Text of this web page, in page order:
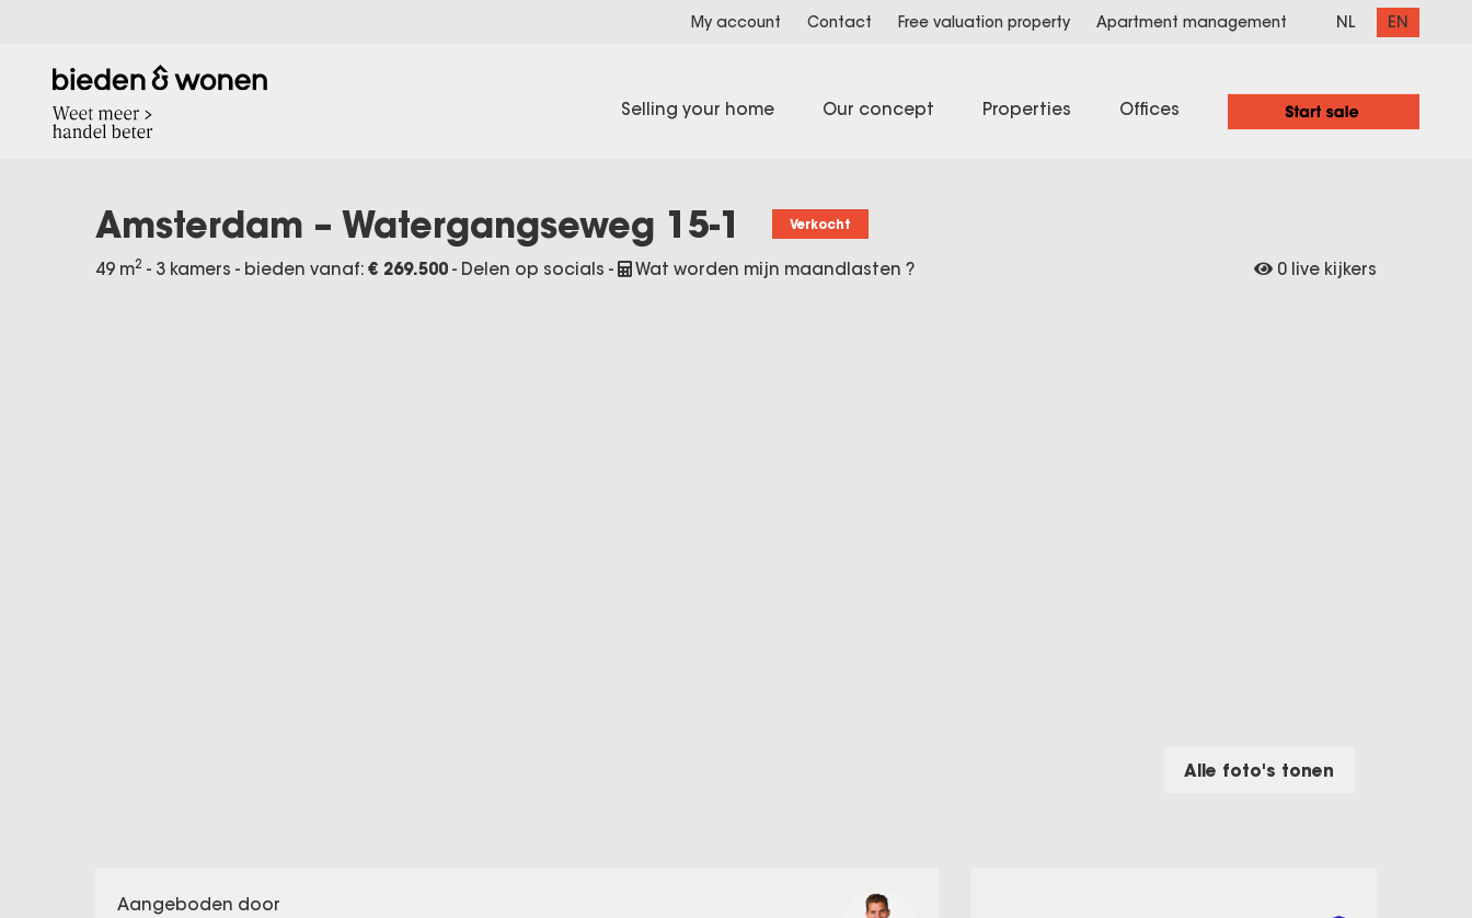
My account Contact Free valuation property Apartment management NL EN
Selling your home Our concept Properties Offices
Amsterdam – Watergangseweg 15-1 Verkocht
49 m2 - 3 kamers - bieden vanaf: € 269.500 - Delen op socials - Wat worden mijn maandlasten ? 0 live kijkers
Alle foto's tonen
Aangeboden door